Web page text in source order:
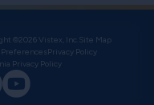
©2026 Vistex, Inc. Site Map
PreferencesPrivacy Policy
Privacy Policy